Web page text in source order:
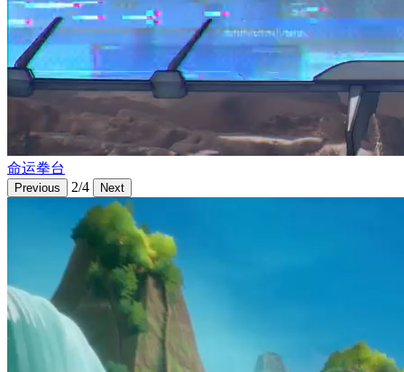
命运拳台
Previous 2/4 Next